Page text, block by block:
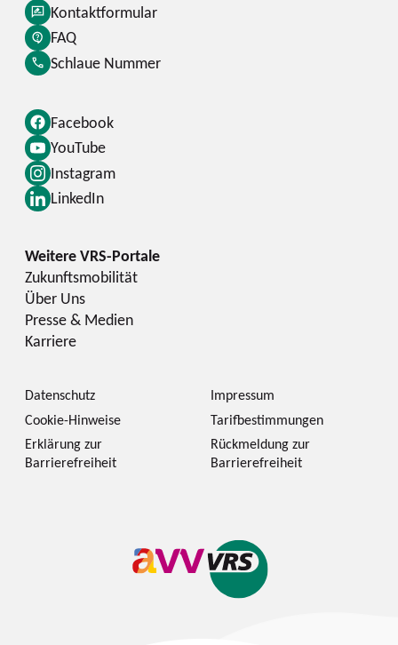
Facebook
YouTube
Instagram
LinkedIn
Kontaktformular
FAQ
Schlaue Nummer
Zukunftsmobilität
Über Uns
Presse & Medien
Karriere
Datenschutz
Impressum
Cookie-Hinweise
Tarifbestimmungen
Erklärung zur
Barrierefreiheit
Rückmeldung zur
Barrierefreiheit